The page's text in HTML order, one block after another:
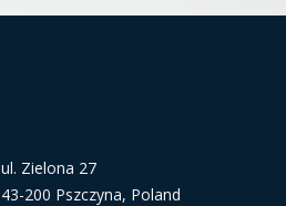
ul. Zielona 27
43-200 Pszczyna, Poland